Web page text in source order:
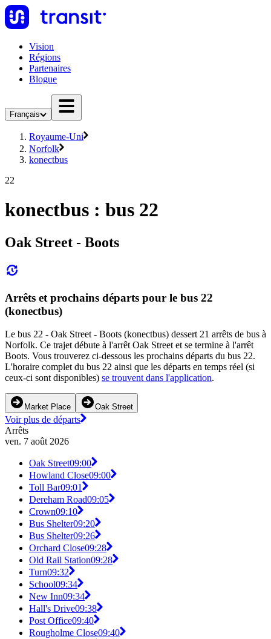
Vision
Régions
Partenaires
Blogue
Français
Royaume-Uni
Norfolk
konectbus
22
konectbus : bus 22
Oak Street - Boots
Arrêts et prochains départs pour le bus 22
(konectbus)
Le bus 22 - Oak Street - Boots (konectbus) dessert 21 arrêts de bus à
Norfolk. Ce trajet débute à l'arrêt Oak Street et se termine à l'arrêt
Boots. Vous trouverez ci-dessous les prochains départs du bus 22.
L'horaire complet du bus 22 ainsi que les départs en temps réel (si
ceux-ci sont disponibles) se trouvent dans l'application.
Market Place Oak Street
Voir plus de départs
Arrêts
ven. 7 août 2026
Oak Street09:00
Howland Close09:00
Toll Bar09:01
Dereham Road09:05
Crown09:10
Bus Shelter09:20
Bus Shelter09:26
Orchard Close09:28
Old Rail Station09:28
Turn09:32
School09:34
New Inn09:34
Hall's Drive09:38
Post Office09:40
Rougholme Close09:40